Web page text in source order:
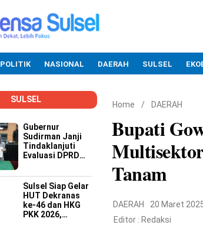
POLITIK NASIONAL DAERAH SULSEL
SULSEL
Gubernur
Sudirman Janji
Tindaklanjuti
Evaluasi DPRD
Buruk OPD
Sulsel Siap Gelar
HUT Dekranas
ke-46 dan HKG
PKK 2026,
Home / DAERAH
Bupati
Tanam
DAERAH
20 Maret
Editor : Redaksi